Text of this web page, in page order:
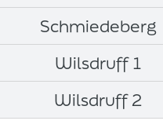
Schmiedeberg
Wilsdruff 1
Wilsdruff 2